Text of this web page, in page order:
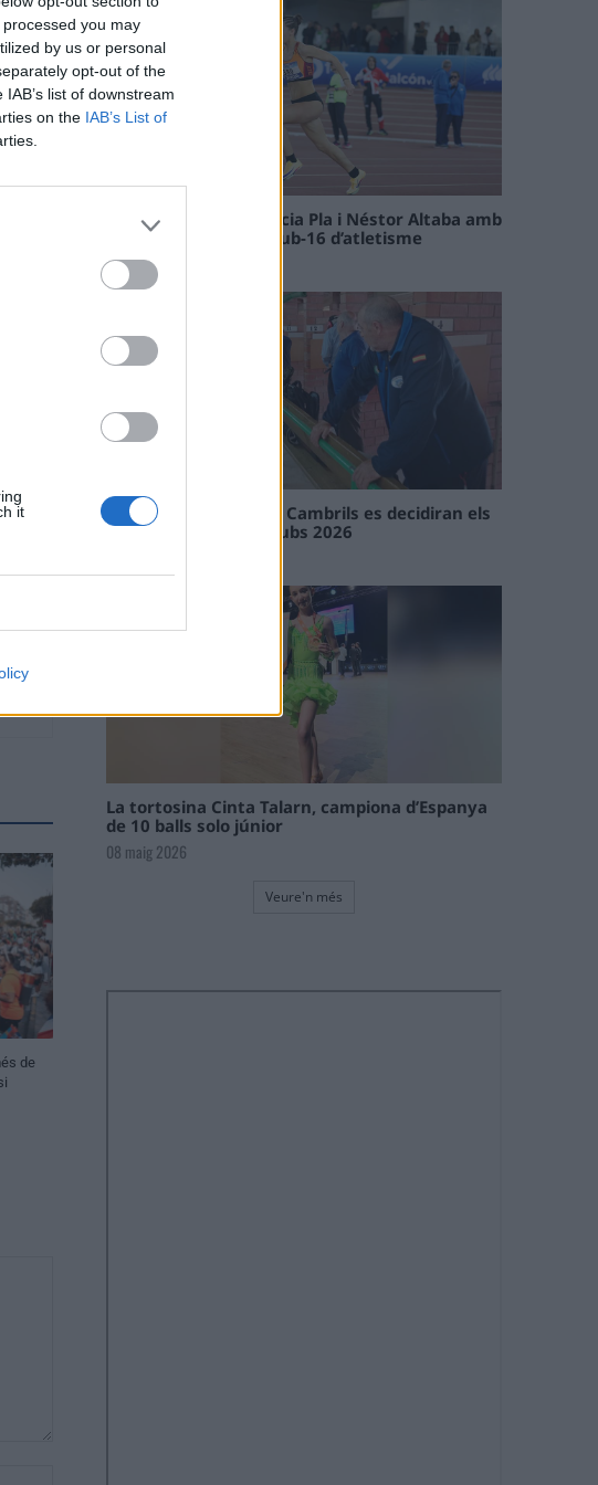
you may
by us or personal
opt-out of the
list of downstream
on the IAB’s List of
it
i
.
de
Paula Sintorres, Patrícia Pla i Néstor Altaba amb
la selecció catalana sub-16 d’atletisme
08 maig 2026
En les tirades de Flix i Cambrils es decidiran els
campions de l’Interclubs 2026
La tortosina Cinta Talarn, campiona d’Espanya
de 10 balls solo júnior
08 maig 2026
Veure'n més